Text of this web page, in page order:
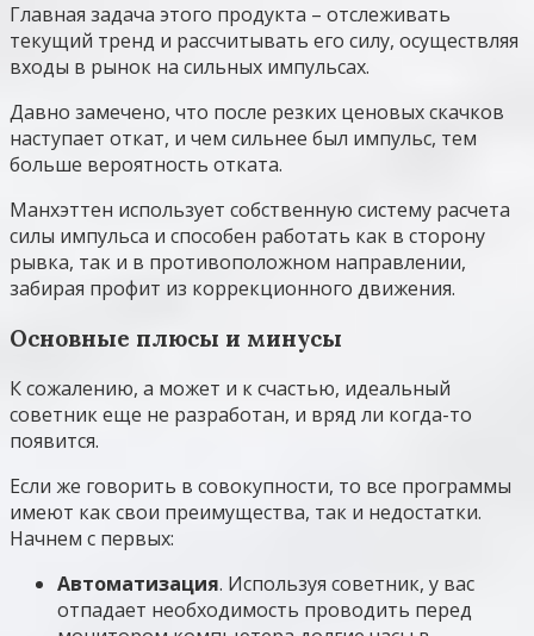
Главная задача этого продукта – отслеживать
текущий тренд и рассчитывать его силу, осуществляя
входы в рынок на сильных импульсах.
Давно замечено, что после резких ценовых скачков
наступает откат, и чем сильнее был импульс, тем
больше вероятность отката.
Манхэттен использует собственную систему расчета
силы импульса и способен работать как в сторону
рывка, так и в противоположном направлении,
забирая профит из коррекционного движения.
Основные плюсы и минусы
К сожалению, а может и к счастью, идеальный
советник еще не разработан, и вряд ли когда-то
появится.
Если же говорить в совокупности, то все программы
имеют как свои преимущества, так и недостатки.
Начнем с первых:
Автоматизация. Используя советник, у вас
отпадает необходимость проводить перед